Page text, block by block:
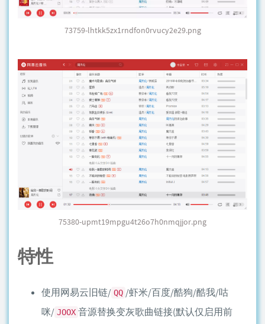
73759-lhtkk5zx1rndfon0rvucy2e29.png
75380-upmt19mpgu4t26o7h0nmqjjor.png
特性
使用网易云旧链/ QQ /虾米/百度/酷狗/酷我/咕
咪/ JOOX 音源替换变灰歌曲链接(默认仅启用前